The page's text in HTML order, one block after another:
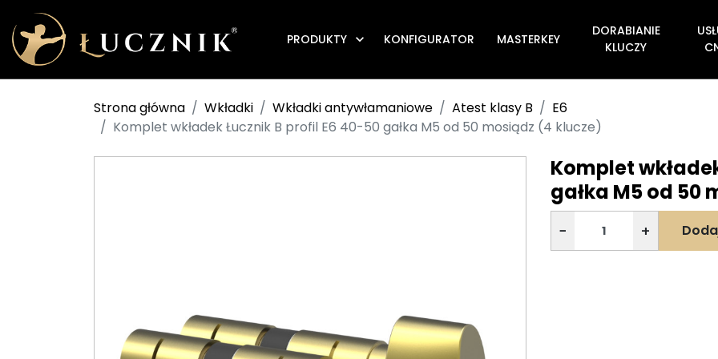
PRODUKTY  KONFIGURATOR MASTERKEY
DORABIANIE
KLUCZY
Strona główna Wkładki Wkładki antywłamaniowe Atest klasy B
E6
Komplet wkładek Łucznik B profil E6 40-50 gałka M5 od 50 mosiądz (4 klucze)
Komplet
gałka M5 od 50
− +